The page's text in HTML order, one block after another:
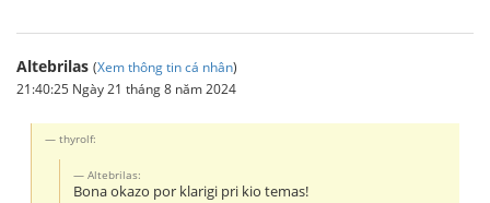
Altebrilas (Xem thông tin cá nhân)
21:40:25 Ngày 21 tháng 8 năm 2024
thyrolf:
Altebrilas:
Bona okazo por klarigi pri kio temas!